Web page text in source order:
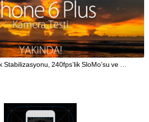
Stabilizasyonu, 240fps’lik SloMo’su ve …